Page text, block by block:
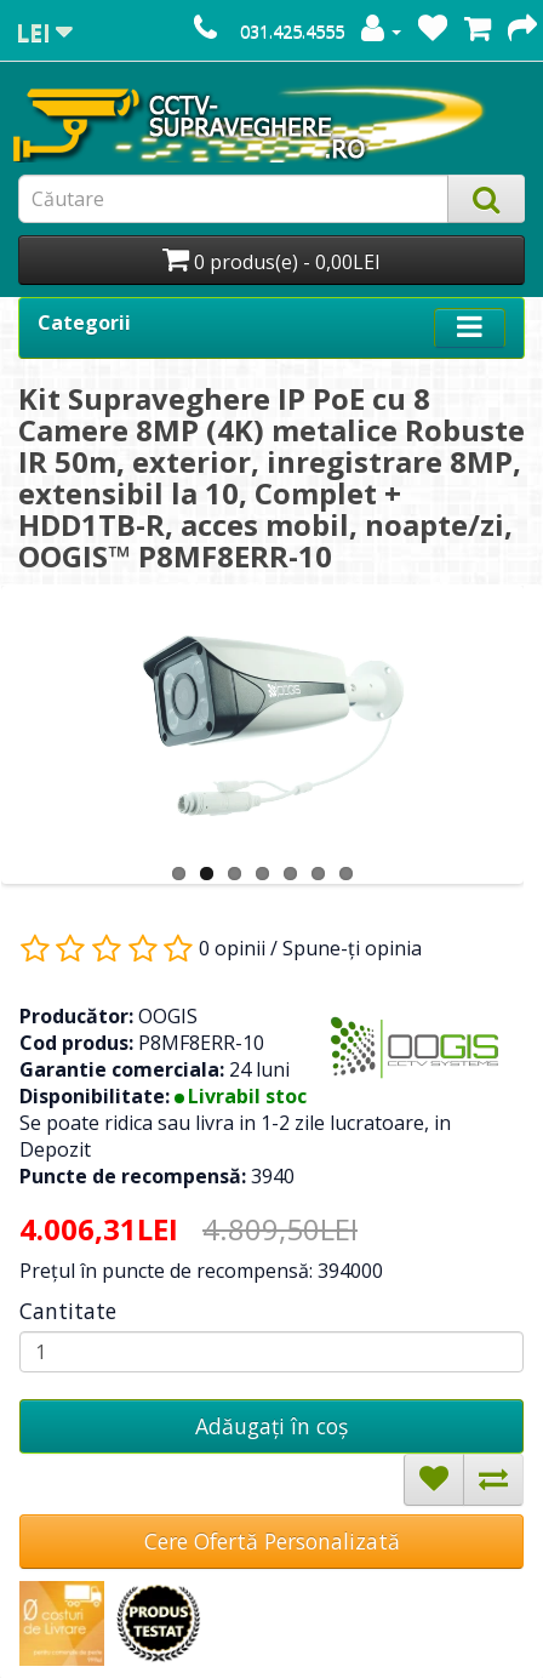
LEI 031.425.4555
0 produs(e) - 0,00LEI
Categorii
Kit Supraveghere IP PoE cu 8
Camere 8MP (4K) metalice Robuste
IR 50m, exterior, inregistrare 8MP,
extensibil la 10, Complet +
HDD1TB-R, acces mobil, noapte/zi,
OOGIS™ P8MF8ERR-10
0 opinii /Spune-ţi opinia
Producător:OOGIS
Cod produs: P8MF8ERR-10
Garantie comerciala: 24 luni
Disponibilitate:
Livrabil stoc
Se poate ridica sau livra in 1-2 zile lucratoare, in
Depozit
Puncte de recompensă:3940
4.006,31LEI 4.809,50LEI
Preţul în puncte de recompensă: 394000
Cantitate
Adăugați în coş
Cere Ofertă Personalizată